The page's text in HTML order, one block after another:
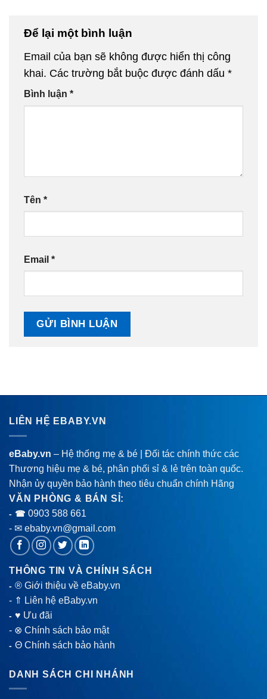
Để lại một bình luận
Email của bạn sẽ không được hiển thị công
khai. Các trường bắt buộc được đánh dấu *
Bình luận *
Tên *
Email *
LIÊN HỆ EBABY.VN
eBaby.vn – Hệ thống mẹ & bé | Đối tác chính thức các
Thương hiệu mẹ & bé, phân phối sỉ & lẻ trên toàn quốc.
Nhận ủy quyền bảo hành theo tiêu chuẩn chính Hãng
VĂN PHÒNG & BÁN SỈ:
- ☎ 0903 588 661
- ✉ ebaby.vn@gmail.com
THÔNG TIN VÀ CHÍNH SÁCH
-® Giới thiệu về eBaby.vn
- ⇑ Liên hệ eBaby.vn
-♥ Ưu đãi
- ⊗ Chính sách bảo mật
-Θ Chính sách bảo hành
DANH SÁCH CHI NHÁNH